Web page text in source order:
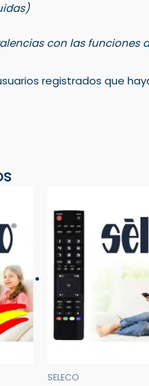
con las
registrados que
SELECO